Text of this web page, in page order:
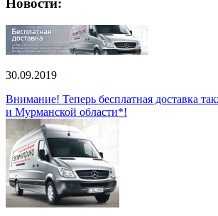
Новости:
30.09.2019
Внимание! Теперь бесплатная доставка
и Мурманской области*!